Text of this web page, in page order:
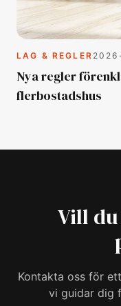
LAG & REGLER
Nya regler
flerbostadshus
Vill
Kontakta oss för
vi guidar dig